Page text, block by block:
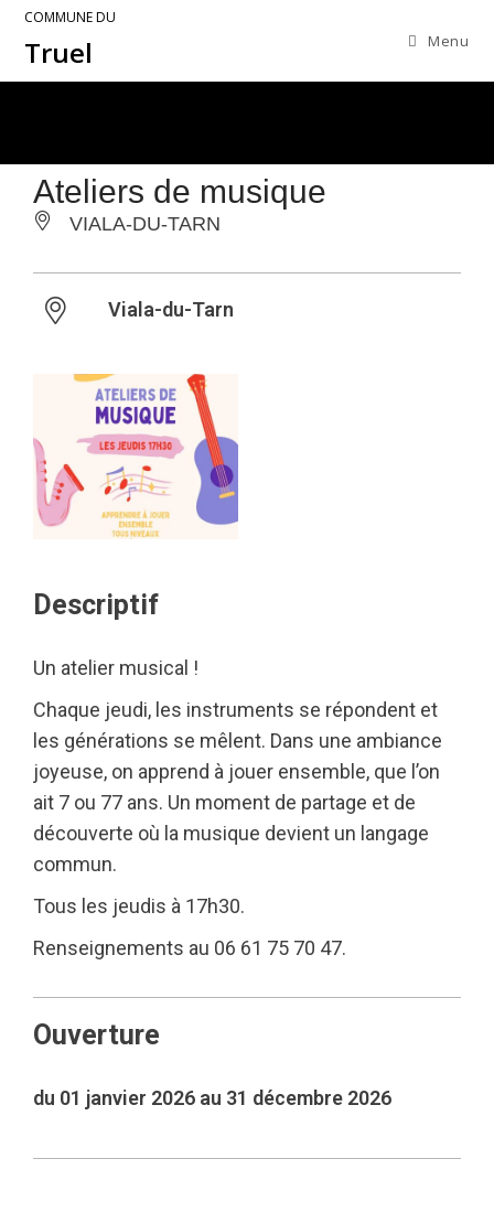
COMMUNE DU
Truel Menu
Ateliers de musique
VIALA-DU-TARN
Viala-du-Tarn
Descriptif
Un atelier musical !
Chaque jeudi, les instruments se répondent et
les générations se mêlent. Dans une ambiance
joyeuse, on apprend à jouer ensemble, que l’on
ait 7 ou 77 ans. Un moment de partage et de
découverte où la musique devient un langage
commun.
Tous les jeudis à 17h30.
Renseignements au 06 61 75 70 47.
Ouverture
du 01 janvier 2026 au 31 décembre 2026